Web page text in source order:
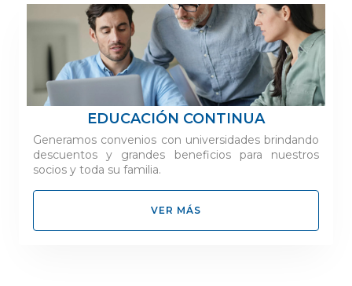
EDUCACIÓN CONTINUA
Generamos convenios con universidades brindando
descuentos y grandes beneficios para nuestros
socios y toda su familia.
VER MÁS